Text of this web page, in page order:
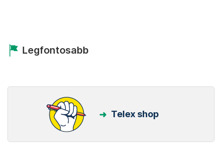
Legfontosabb
Telex shop